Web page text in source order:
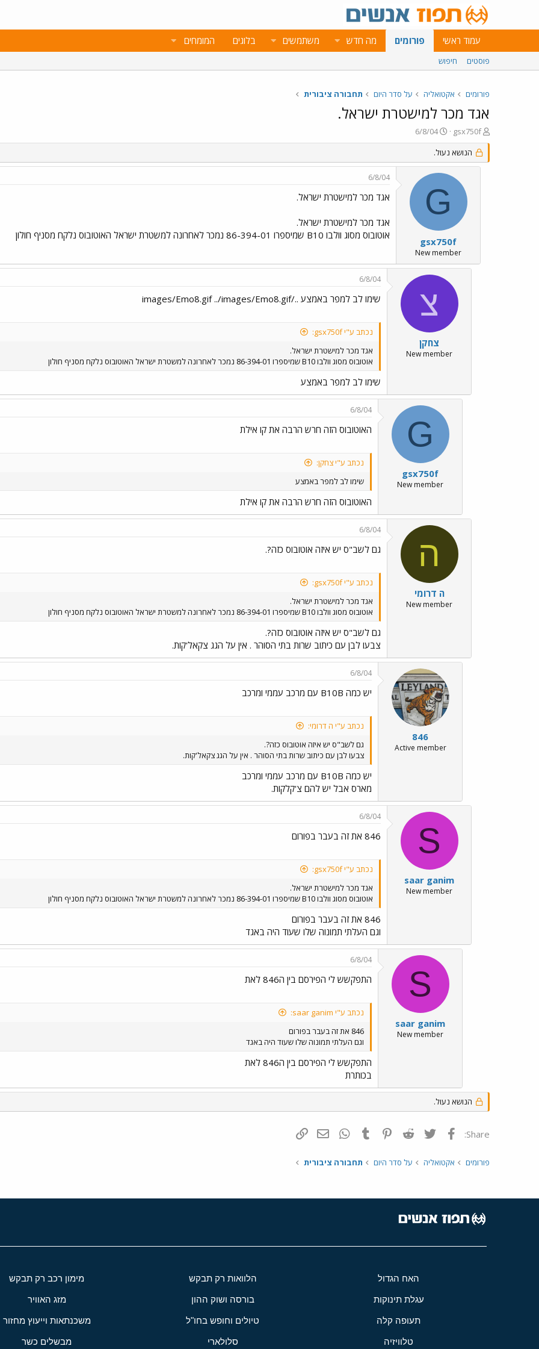
עמוד ראשי פורומים מה חדש משתמשים בלוגים המומחים
פוסטים חיפוש
פורומים אקטואליה על סדר היום תחבורה ציבורית
אגד מכר למישטרת ישראל.
פ
ו
ת
ח
gsx750f
פ
ו
ר
ס
ם
ת
ר
י
ך
6/8/04
הנושא נעול.
G
gsx750f
New member
6/8/04
אגד מכר למישטרת ישראל.
אגד מכר למישטרת ישראל.
אוטובוס מסוג וולבו B10 שמיספרו 86-394-01 נמכר לאחרונה למשטרת ישראל האוטובוס נלקח מסניף חולון
צ
צחקן
New member
6/8/04
שימו לב למפר באמצע ../images/Emo8.gif ../images/Emo8.gif
נכתב ע"י gsx750f:
אגד מכר למישטרת ישראל.
אוטובוס מסוג וולבו B10 שמיספרו 86-394-01 נמכר לאחרונה למשטרת ישראל האוטובוס נלקח מסניף חולון
שימו לב למפר באמצע
G
gsx750f
New member
6/8/04
האוטובוס הזה חרש הרבה את קו אילת
נכתב ע"י צחקן:
שימו לב למפר באמצע
האוטובוס הזה חרש הרבה את קו אילת
ה
ה דרומי
New member
6/8/04
גם לשב"ס יש איזה אוטובוס כזה?.
נכתב ע"י gsx750f:
אגד מכר למישטרת ישראל.
אוטובוס מסוג וולבו B10 שמיספרו 86-394-01 נמכר לאחרונה למשטרת ישראל האוטובוס נלקח מסניף חולון
גם לשב"ס יש איזה אוטובוס כזה?.
צבעו לבן עם כיתוב שרות בתי הסוהר . אין על הגג צקאל'קות.
846
Active member
6/8/04
יש כמה B10B עם מרכב עממי ומרכב
נכתב ע"י ה דרומי:
גם לשב"ס יש איזה אוטובוס כזה?.
צבעו לבן עם כיתוב שרות בתי הסוהר . אין על הגג צקאל'קות.
יש כמה B10B עם מרכב עממי ומרכב
מארס אבל יש להם צ'קלקות.
S
saar ganim
New member
6/8/04
846 את זה בעבר בפורום
נכתב ע"י gsx750f:
אגד מכר למישטרת ישראל.
אוטובוס מסוג וולבו B10 שמיספרו 86-394-01 נמכר לאחרונה למשטרת ישראל האוטובוס נלקח מסניף חולון
846 את זה בעבר בפורום
וגם העלתי תמונוה שלו שעוד היה באגד
S
saar ganim
New member
6/8/04
התפקשש לי הפירסם בין ה846 לאת
נכתב ע"י saar ganim:
846 את זה בעבר בפורום
וגם העלתי תמונוה שלו שעוד היה באגד
התפקשש לי הפירסם בין ה846 לאת
בכותרת
הנושא נעול.
Share: פייסבוק Twitter
Reddit
Pinterest
Tumblr
WhatsAppדואר אלקטרוני
פורומים אקטואליה על סדר היום תחבורה ציבורית
האח הגדול הלוואות רק תבקש מימון רכב רק תבקש
עגלת תינוקות בורסה ושוק ההון מזג האוויר
תעופה קלה טיולים וחופש בחו"ל משכנתאות וייעוץ מחזור
טלוויזיה סלולארי מבשלים כשר